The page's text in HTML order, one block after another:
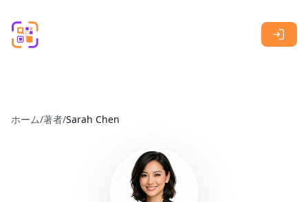
ホーム/著者/Sarah Chen